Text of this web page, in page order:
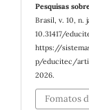
Pesquisas
Brasil, v. 10, n.
10.31417/
https://
p/educitec/
2026.
Fomatos